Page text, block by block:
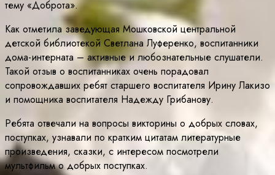
тему «Доброта».
Как отметила заведующая Мошковской центральной
детской библиотекой Светлана Луференко, воспитанники
дома-интерната – активные и любознательные слушатели.
Такой отзыв о воспитанниках очень порадовал
сопровождавших ребят старшего воспитателя Ирину Лакизо
и помощника воспитателя Надежду Грибанову.
Ребята отвечали на вопросы викторины о добрых словах,
поступках, узнавали по кратким цитатам литературные
произведения, сказки, с интересом посмотрели
мультфильм о добрых поступках.